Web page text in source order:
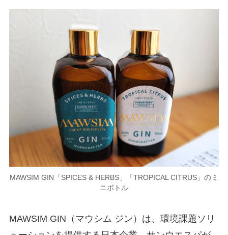
MAWSIM GIN「SPICES & HERBS」「TROPICAL CITRUS」のミ
ニボトル
MAWSIM GIN（マウシム ジン）は、環境課題ソリ